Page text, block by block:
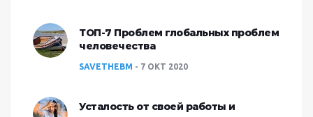
ТОП-7 Проблем глобальных проблем
человечества
SAVETHEBM 7 ОКТ 2020
Усталость от своей работы и